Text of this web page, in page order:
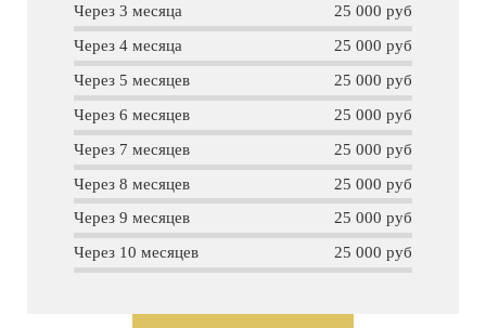
Через 3 месяца
25 000 руб
Через 4 месяца
25 000 руб
Через 5 месяцев
25 000 руб
Через 6 месяцев
25 000 руб
Через 7 месяцев
25 000 руб
Через 8 месяцев
25 000 руб
Через 9 месяцев
25 000 руб
Через 10 месяцев
25 000 руб